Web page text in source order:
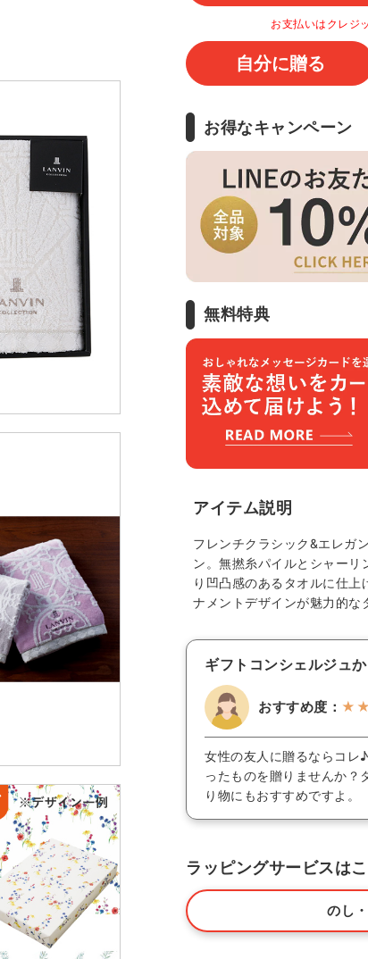
お支払いはクレジ
自分に贈る
お得なキャンペーン
無料特典
アイテム説明
フレンチクラシック&エレガ
ン。無撚糸パイルとシャーリ
り凹凸感のあるタオルに仕
ナメントデザインが魅力的な
ギフトコンシェルジュ
おすすめ度：
女性の友人に贈るならコレ
ったものを贈りませんか？
り物にもおすすめですよ。
ラッピングサービスはこ
のし